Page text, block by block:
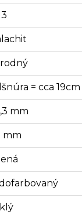
= cca 19cm
mm
mm